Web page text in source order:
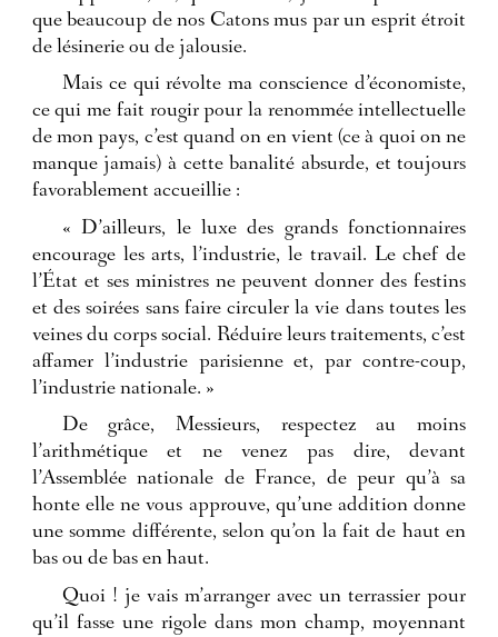
que beaucoup de nos Catons mus par un esprit étroit
de lésinerie ou de jalousie.
Mais ce qui révolte ma conscience d’économiste,
ce qui me fait rougir pour la renommée intellectuelle
de mon pays, c’est quand on en vient (ce à quoi on ne
manque jamais) à cette banalité absurde, et toujours
favorablement accueillie :
« D’ailleurs, le luxe des grands fonctionnaires
encourage les arts, l’industrie, le travail. Le chef de
l’État et ses ministres ne peuvent donner des festins
et des soirées sans faire circuler la vie dans toutes les
veines du corps social. Réduire leurs traitements, c’est
affamer l’industrie parisienne et, par contre-coup,
l’industrie nationale. »
De grâce, Messieurs, respectez au moins
l’arithmétique et ne venez pas dire, devant
l’Assemblée nationale de France, de peur qu’à sa
honte elle ne vous approuve, qu’une addition donne
une somme différente, selon qu’on la fait de haut en
bas ou de bas en haut.
Quoi ! je vais m’arranger avec un terrassier pour
qu’il fasse une rigole dans mon champ, moyennant